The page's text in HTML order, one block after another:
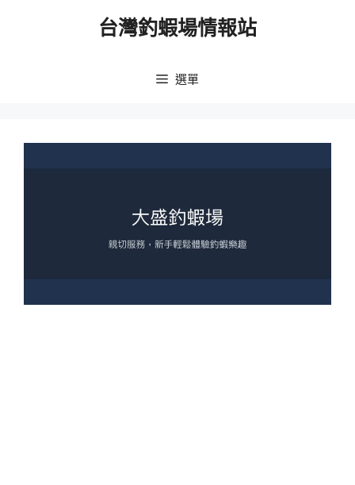
台灣釣蝦場情報站
選單